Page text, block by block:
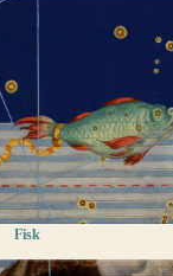
Fisk